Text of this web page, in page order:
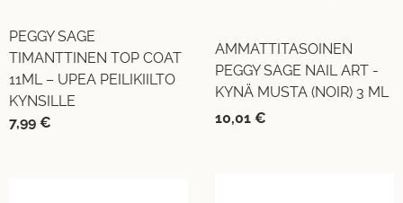
PEGGY SAGE
TIMANTTINEN TOP COAT
11ML – UPEA PEILIKIILTO
KYNSILLE
7,99 €
AMMATTITASOINEN
PEGGY SAGE NAIL ART -
KYNÄ MUSTA (NOIR) 3 ML
10,01 €